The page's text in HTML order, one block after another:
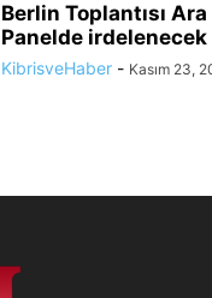
Berlin Toplantısı
Panelde irdelenecek
KibrisveHaber - Kasım 23,